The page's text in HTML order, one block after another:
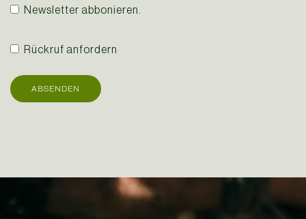
Newsletter abbonieren.
Rückruf anfordern
ABSENDEN